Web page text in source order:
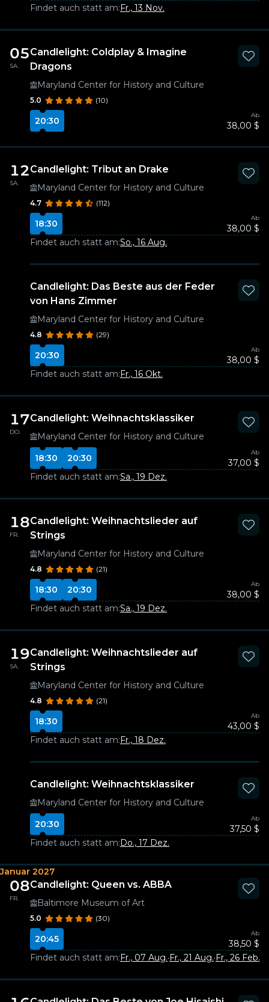
Findet auch statt am:Fr., 13 Nov.
05
SA.
Candlelight: Coldplay & Imagine
Dragons
Maryland Center for History and Culture
5.0 (10)
20:30
Ab
38,00 $
12
SA.
Candlelight: Tribut an Drake
Maryland Center for History and Culture
4.7 (112)
18:30
Ab
38,00 $
Findet auch statt am:So., 16 Aug.
Candlelight: Das Beste aus der Feder
von Hans Zimmer
Maryland Center for History and Culture
4.8 (29)
20:30
Ab
38,00 $
Findet auch statt am:Fr., 16 Okt.
17
DO.
Candlelight: Weihnachtsklassiker
Maryland Center for History and Culture
18:30
20:30
Ab
37,00 $
Findet auch statt am:Sa., 19 Dez.
18
FR.
Candlelight: Weihnachtslieder auf
Strings
Maryland Center for History and Culture
4.8 (21)
18:30 20:30
Ab
38,00 $
Findet auch statt am:Sa., 19 Dez.
19
SA.
Candlelight: Weihnachtslieder auf
Strings
Maryland Center for History and Culture
4.8 (21)
18:30
Ab
43,00 $
Findet auch statt am:Fr., 18 Dez.
Candlelight: Weihnachtsklassiker
Maryland Center for History and Culture
20:30
Ab
37,50 $
Findet auch statt am:Do., 17 Dez.
Januar 2027
08
FR.
Candlelight: Queen vs. ABBA
Baltimore Museum of Art
5.0 (30)
20:45
Ab
38,50 $
Findet auch statt am:Fr., 07 Aug.·Fr., 21 Aug.·Fr., 26 Feb.